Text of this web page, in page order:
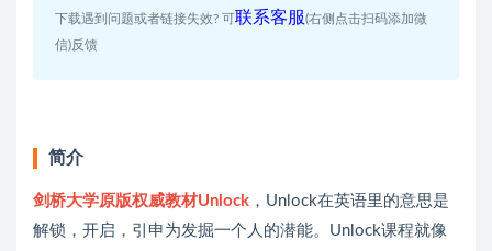
下载遇到问题或者链接失效? 可联系客服(右侧点击扫码添加微
信)反馈
简介
剑桥大学原版权威教材Unlock ，Unlock在英语里的意思是
解锁，开启，引申为发掘一个人的潜能。Unlock课程就像